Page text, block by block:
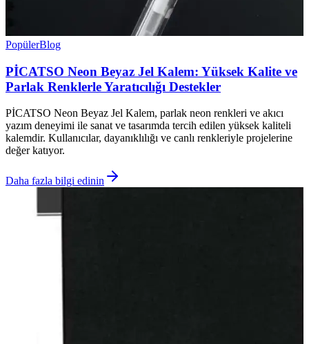
PopülerBlog
PİCATSO Neon Beyaz Jel Kalem: Yüksek Kalite ve
Parlak Renklerle Yaratıcılığı Destekler
PİCATSO Neon Beyaz Jel Kalem, parlak neon renkleri ve akıcı
yazım deneyimi ile sanat ve tasarımda tercih edilen yüksek kaliteli
kalemdir. Kullanıcılar, dayanıklılığı ve canlı renkleriyle projelerine
değer katıyor.
Daha fazla bilgi edinin